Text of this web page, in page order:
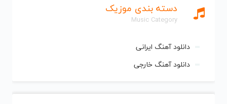
دسته بندی موزیک
Music Category
دانلود آهنگ ایرانی
دانلود آهنگ خارجی